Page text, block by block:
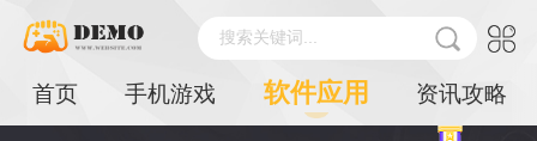
搜索关键词...
首页 手机游戏 软件应用 资讯攻略